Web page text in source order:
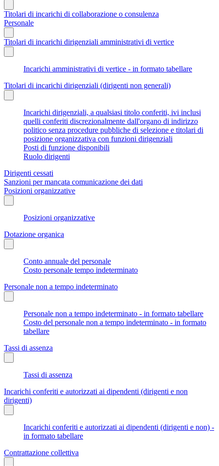
Titolari di incarichi di collaborazione o consulenza
Personale
Titolari di incarichi dirigenziali amministrativi di vertice
Incarichi amministrativi di vertice - in formato tabellare
Titolari di incarichi dirigenziali (dirigenti non generali)
Incarichi dirigenziali, a qualsiasi titolo conferiti, ivi inclusi
quelli conferiti discrezionalmente dall'organo di indirizzo
politico senza procedure pubbliche di selezione e titolari di
posizione organizzativa con funzioni dirigenziali
Posti di funzione disponibili
Ruolo dirigenti
Dirigenti cessati
Sanzioni per mancata comunicazione dei dati
Posizioni organizzative
Posizioni organizzative
Dotazione organica
Conto annuale del personale
Costo personale tempo indeterminato
Personale non a tempo indeterminato
Personale non a tempo indeterminato - in formato tabellare
Costo del personale non a tempo indeterminato - in formato
tabellare
Tassi di assenza
Tassi di assenza
Incarichi conferiti e autorizzati ai dipendenti (dirigenti e non
dirigenti)
Incarichi conferiti e autorizzati ai dipendenti (dirigenti e non) -
in formato tabellare
Contrattazione collettiva